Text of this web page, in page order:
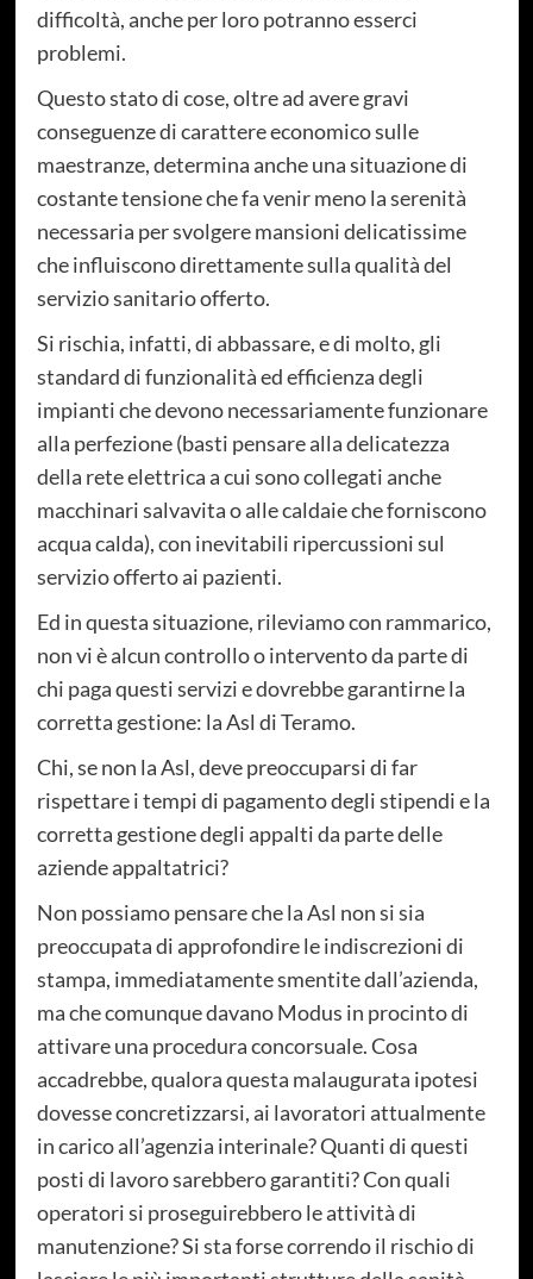
difficoltà, anche per loro potranno esserci
problemi.
Questo stato di cose, oltre ad avere gravi
conseguenze di carattere economico sulle
maestranze, determina anche una situazione di
costante tensione che fa venir meno la serenità
necessaria per svolgere mansioni delicatissime
che influiscono direttamente sulla qualità del
servizio sanitario offerto.
Si rischia, infatti, di abbassare, e di molto, gli
standard di funzionalità ed efficienza degli
impianti che devono necessariamente funzionare
alla perfezione (basti pensare alla delicatezza
della rete elettrica a cui sono collegati anche
macchinari salvavita o alle caldaie che forniscono
acqua calda), con inevitabili ripercussioni sul
servizio offerto ai pazienti.
Ed in questa situazione, rileviamo con rammarico,
non vi è alcun controllo o intervento da parte di
chi paga questi servizi e dovrebbe garantirne la
corretta gestione: la Asl di Teramo.
Chi, se non la Asl, deve preoccuparsi di far
rispettare i tempi di pagamento degli stipendi e la
corretta gestione degli appalti da parte delle
aziende appaltatrici?
Non possiamo pensare che la Asl non si sia
preoccupata di approfondire le indiscrezioni di
stampa, immediatamente smentite dall’azienda,
ma che comunque davano Modus in procinto di
attivare una procedura concorsuale. Cosa
accadrebbe, qualora questa malaugurata ipotesi
dovesse concretizzarsi, ai lavoratori attualmente
in carico all’agenzia interinale? Quanti di questi
posti di lavoro sarebbero garantiti? Con quali
operatori si proseguirebbero le attività di
manutenzione? Si sta forse correndo il rischio di